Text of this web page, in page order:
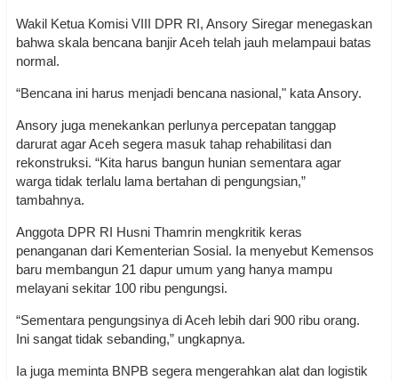
Wakil Ketua Komisi VIII DPR RI, Ansory Siregar menegaskan
bahwa skala bencana banjir Aceh telah jauh melampaui batas
normal.
“Bencana ini harus menjadi bencana nasional," kata Ansory.
Ansory juga menekankan perlunya percepatan tanggap
darurat agar Aceh segera masuk tahap rehabilitasi dan
rekonstruksi. “Kita harus bangun hunian sementara agar
warga tidak terlalu lama bertahan di pengungsian,”
tambahnya.
Anggota DPR RI Husni Thamrin mengkritik keras
penanganan dari Kementerian Sosial. Ia menyebut Kemensos
baru membangun 21 dapur umum yang hanya mampu
melayani sekitar 100 ribu pengungsi.
“Sementara pengungsinya di Aceh lebih dari 900 ribu orang.
Ini sangat tidak sebanding,” ungkapnya.
Ia juga meminta BNPB segera mengerahkan alat dan logistik